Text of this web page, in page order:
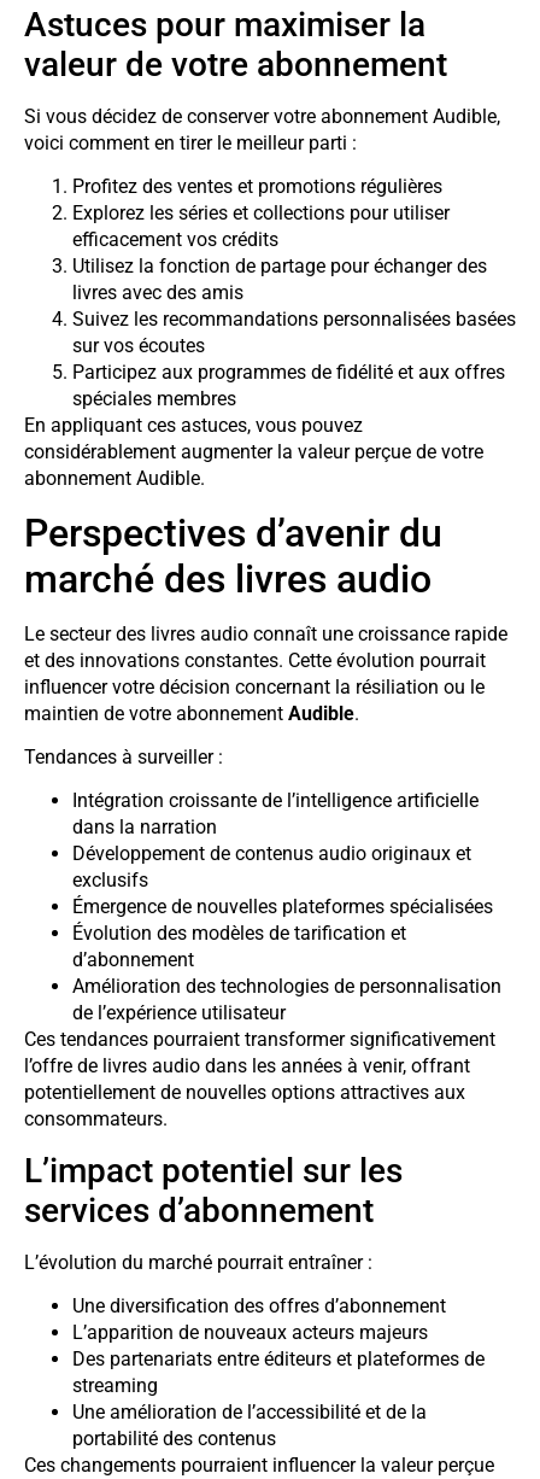
Astuces pour maximiser la
valeur de votre abonnement
Si vous décidez de conserver votre abonnement Audible,
voici comment en tirer le meilleur parti :
Profitez des ventes et promotions régulières
Explorez les séries et collections pour utiliser
efficacement vos crédits
Utilisez la fonction de partage pour échanger des
livres avec des amis
Suivez les recommandations personnalisées basées
sur vos écoutes
Participez aux programmes de fidélité et aux offres
spéciales membres
En appliquant ces astuces, vous pouvez
considérablement augmenter la valeur perçue de votre
abonnement Audible.
Perspectives d’avenir du
marché des livres audio
Le secteur des livres audio connaît une croissance rapide
et des innovations constantes. Cette évolution pourrait
influencer votre décision concernant la résiliation ou le
maintien de votre abonnement Audible.
Tendances à surveiller :
Intégration croissante de l’intelligence artificielle
dans la narration
Développement de contenus audio originaux et
exclusifs
Émergence de nouvelles plateformes spécialisées
Évolution des modèles de tarification et
d’abonnement
Amélioration des technologies de personnalisation
de l’expérience utilisateur
Ces tendances pourraient transformer significativement
l’offre de livres audio dans les années à venir, offrant
potentiellement de nouvelles options attractives aux
consommateurs.
L’impact potentiel sur les
services d’abonnement
L’évolution du marché pourrait entraîner :
Une diversification des offres d’abonnement
L’apparition de nouveaux acteurs majeurs
Des partenariats entre éditeurs et plateformes de
streaming
Une amélioration de l’accessibilité et de la
portabilité des contenus
Ces changements pourraient influencer la valeur perçue